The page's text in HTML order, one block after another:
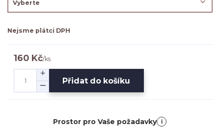
Nejsme plátci DPH
160 Kč/ks
Přidat do košíku
Prostor pro Vaše požadavky i